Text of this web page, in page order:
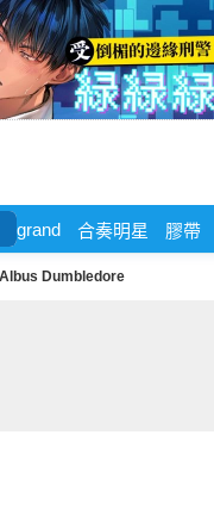
grand 合奏明星 膠帶
Dumbledore